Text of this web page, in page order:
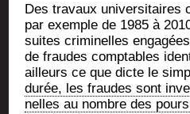
Des tra­vaux uni­ver­si­taires
par exemple de 1985 à
suites cri­mi­nelles
de fraudes comp­tables
ailleurs ce que dicte le
durée, les fraudes sont
nelles au nombre des